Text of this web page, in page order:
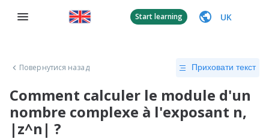
Start learning UK
Повернутися назад Приховати текст
Comment calculer le module d'un
nombre complexe à l'exposant n,
|z^n| ?